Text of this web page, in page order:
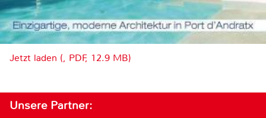
Jetzt laden (, PDF, 12.9 MB)
Unsere Partner: